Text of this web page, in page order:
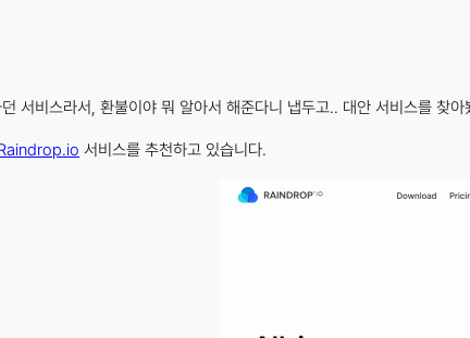
서비스라서, 환불이야 뭐 알아서 해준다니 냅두고.. 대안 서비스를 찾아
서비스를 추천하고 있습니다.